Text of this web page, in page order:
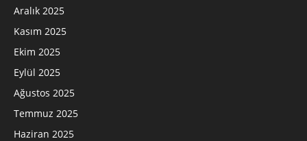
Aralık 2025
Kasım 2025
Ekim 2025
Eylül 2025
Ağustos 2025
Temmuz 2025
Haziran 2025